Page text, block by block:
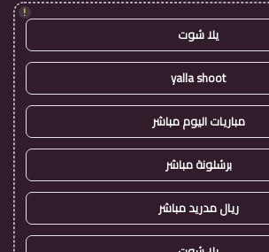
!
يلا شوت
yalla shoot
مباريات اليوم مباشر
برشلونة مباشر
ريال مدريد مباشر